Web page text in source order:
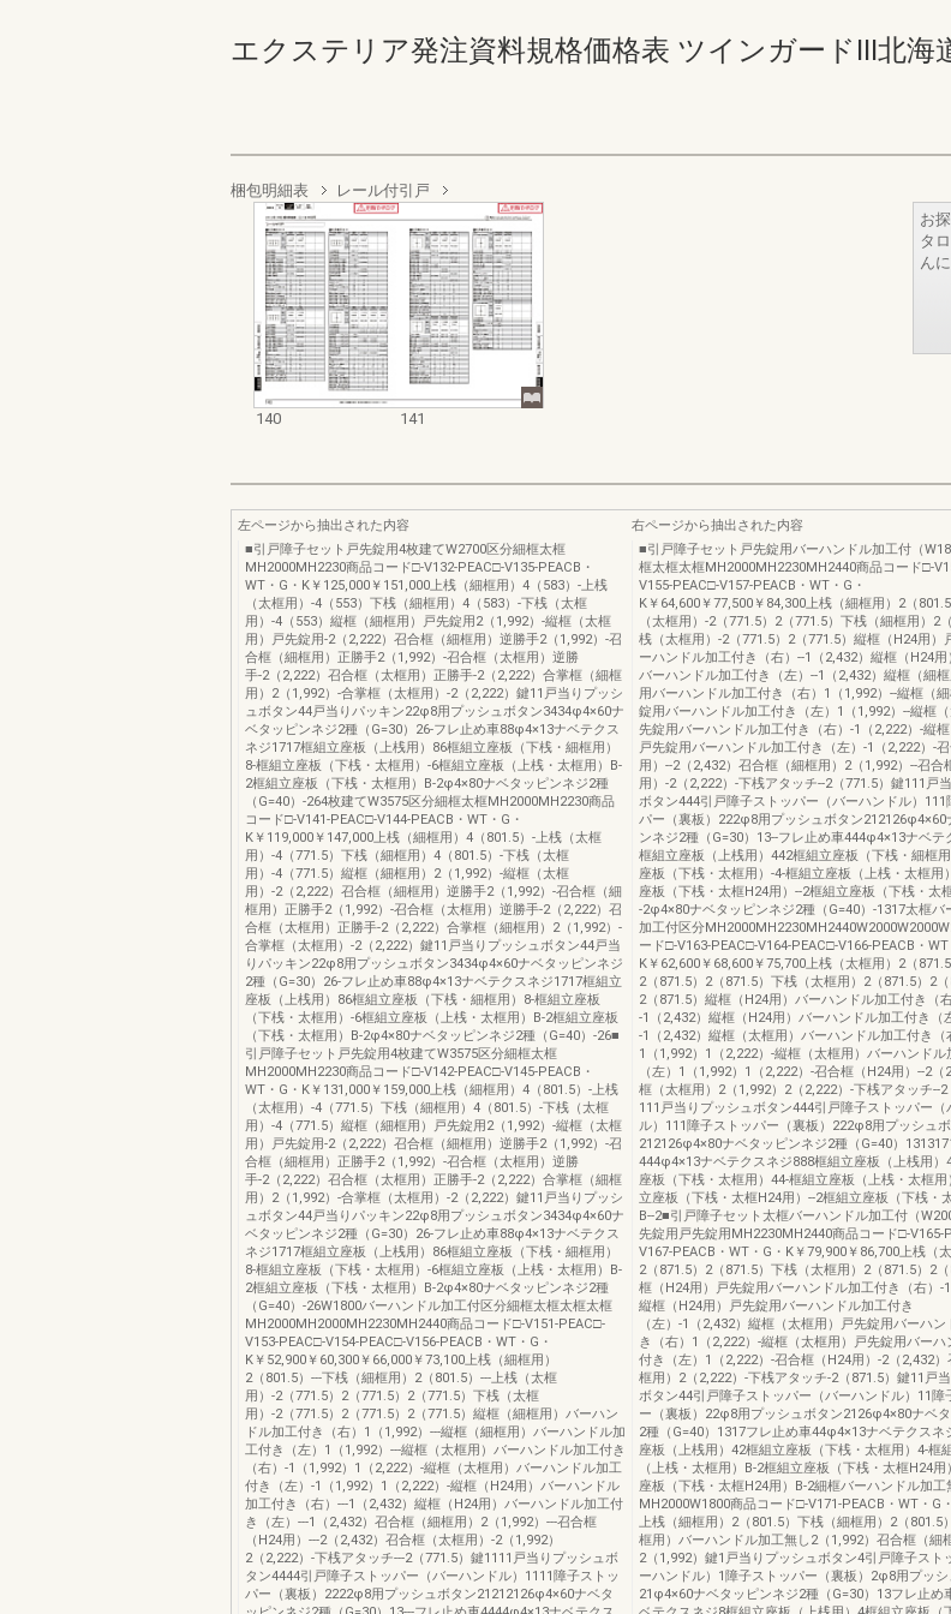
エクステリア発注資料規格価格表 ツインガードIII北海
梱包明細表 レール付引戸
140 141
お
タ
ん
左ページから抽出された内容
■引戸障子セット戸先錠用4枚建てW2700区分細框太框
MH2000MH2230商品コード□-V132-PEAC□-V135-PEACB・
WT・G・K￥125,000￥151,000上桟（細框用）4（583）-上桟
（太框用）-4（553）下桟（細框用）4（583）-下桟（太框
用）-4（553）縦框（細框用）戸先錠用2（1,992）-縦框（太框
用）戸先錠用-2（2,222）召合框（細框用）逆勝手2（1,992）-召
合框（細框用）正勝手2（1,992）-召合框（太框用）逆勝
手-2（2,222）召合框（太框用）正勝手-2（2,222）合掌框（細框
用）2（1,992）-合掌框（太框用）-2（2,222）鍵11戸当りプッシ
ュボタン44戸当りパッキン22φ8用プッシュボタン3434φ4×60ナ
ベタッピンネジ2種（G=30）26-フレ止め車88φ4×13ナベテクス
ネジ1717框組立座板（上桟用）86框組立座板（下桟・細框用）
8-框組立座板（下桟・太框用）-6框組立座板（上桟・太框用）B-
2框組立座板（下桟・太框用）B-2φ4×80ナベタッピンネジ2種
（G=40）-264枚建てW3575区分細框太框MH2000MH2230商品
コード□-V141-PEAC□-V144-PEACB・WT・G・
K￥119,000￥147,000上桟（細框用）4（801.5）-上桟（太框
用）-4（771.5）下桟（細框用）4（801.5）-下桟（太框
用）-4（771.5）縦框（細框用）2（1,992）-縦框（太框
用）-2（2,222）召合框（細框用）逆勝手2（1,992）-召合框（細
框用）正勝手2（1,992）-召合框（太框用）逆勝手-2（2,222）召
合框（太框用）正勝手-2（2,222）合掌框（細框用）2（1,992）-
合掌框（太框用）-2（2,222）鍵11戸当りプッシュボタン44戸当
りパッキン22φ8用プッシュボタン3434φ4×60ナベタッピンネジ
2種（G=30）26-フレ止め車88φ4×13ナベテクスネジ1717框組立
座板（上桟用）86框組立座板（下桟・細框用）8-框組立座板
（下桟・太框用）-6框組立座板（上桟・太框用）B-2框組立座板
（下桟・太框用）B-2φ4×80ナベタッピンネジ2種（G=40）-26■
引戸障子セット戸先錠用4枚建てW3575区分細框太框
MH2000MH2230商品コード□-V142-PEAC□-V145-PEACB・
WT・G・K￥131,000￥159,000上桟（細框用）4（801.5）-上桟
（太框用）-4（771.5）下桟（細框用）4（801.5）-下桟（太框
用）-4（771.5）縦框（細框用）戸先錠用2（1,992）-縦框（太框
用）戸先錠用-2（2,222）召合框（細框用）逆勝手2（1,992）-召
合框（細框用）正勝手2（1,992）-召合框（太框用）逆勝
手-2（2,222）召合框（太框用）正勝手-2（2,222）合掌框（細框
用）2（1,992）-合掌框（太框用）-2（2,222）鍵11戸当りプッシ
ュボタン44戸当りパッキン22φ8用プッシュボタン3434φ4×60ナ
ベタッピンネジ2種（G=30）26-フレ止め車88φ4×13ナベテクス
ネジ1717框組立座板（上桟用）86框組立座板（下桟・細框用）
8-框組立座板（下桟・太框用）-6框組立座板（上桟・太框用）B-
2框組立座板（下桟・太框用）B-2φ4×80ナベタッピンネジ2種
（G=40）-26W1800バーハンドル加工付区分細框太框太框太框
MH2000MH2000MH2230MH2440商品コード□-V151-PEAC□-
V153-PEAC□-V154-PEAC□-V156-PEACB・WT・G・
K￥52,900￥60,300￥66,000￥73,100上桟（細框用）
2（801.5）---下桟（細框用）2（801.5）---上桟（太框
用）-2（771.5）2（771.5）2（771.5）下桟（太框
用）-2（771.5）2（771.5）2（771.5）縦框（細框用）バーハン
ドル加工付き（右）1（1,992）---縦框（細框用）バーハンドル加
工付き（左）1（1,992）---縦框（太框用）バーハンドル加工付き
（右）-1（1,992）1（2,222）-縦框（太框用）バーハンドル加工
付き（左）-1（1,992）1（2,222）-縦框（H24用）バーハンドル
加工付き（右）---1（2,432）縦框（H24用）バーハンドル加工付
き（左）---1（2,432）召合框（細框用）2（1,992）---召合框
（H24用）---2（2,432）召合框（太框用）-2（1,992）
2（2,222）-下桟アタッチ---2（771.5）鍵1111戸当りプッシュボ
タン4444引戸障子ストッパー（バーハンドル）1111障子ストッ
パー（裏板）2222φ8用プッシュボタン21212126φ4×60ナベタ
右ページから抽出された内容
■引戸障子セット戸先錠用バーハンドル加工付（
框太框太框MH2000MH2230MH2440商品コード□-
V155-PEAC□-V157-PEACB・WT・G・
K￥64,600￥77,500￥84,300上桟（細框用）2（
（太框用）-2（771.5）2（771.5）下桟（細框用）2
桟（太框用）-2（771.5）2（771.5）縦框（H24用）
ーハンドル加工付き（右）--1（2,432）縦框（H24用
バーハンドル加工付き（左）--1（2,432）縦框（細
用バーハンドル加工付き（右）1（1,992）--縦框（
錠用バーハンドル加工付き（左）1（1,992）--縦框
先錠用バーハンドル加工付き（右）-1（2,222）-縦框
戸先錠用バーハンドル加工付き（左）-1（2,222）-
用）--2（2,432）召合框（細框用）2（1,992）--召合
用）-2（2,222）-下桟アタッチ--2（771.5）鍵111戸
ボタン444引戸障子ストッパー（バーハンドル）111
パー（裏板）222φ8用プッシュボタン212126φ4×60
ンネジ2種（G=30）13--フレ止め車444φ4×13ナベテ
框組立座板（上桟用）442框組立座板（下桟・細框
座板（下桟・太框用）-4-框組立座板（上桟・太框用
座板（下桟・太框H24用）--2框組立座板（下桟・太
-2φ4×80ナベタッピンネジ2種（G=40）-1317太框バ
加工付区分
ード□-V163-PEAC□-V164-PEAC□-V166-PEACB・WT
K￥62,600￥68,600￥75,700上桟（太框用）2（871.5
2（871.5）2（871.5）下桟（太框用）2（871.5）2（
2（871.5）縦框（H24用）バーハンドル加工付き（
-1（2,432）縦框（H24用）バーハンドル加工付き（
-1（2,432）縦框（太框用）バーハンドル加工付き（
1（1,992）1（2,222）-縦框（太框用）バーハンドル
（左）1（1,992）1（2,222）-召合框（H24用）--2（
框（太框用）2（1,992）2（2,222）-下桟アタッチ--2
111戸当りプッシュボタン444引戸障子ストッパー（
ル）111障子ストッパー（裏板）222φ8用プッシュ
212126φ4×80ナベタッピンネジ2種（G=40）
444φ4×13ナベテクスネジ888框組立座板（上桟用）
座板（下桟・太框用）44-框組立座板（上桟・太框用
立座板（下桟・太框H24用）--2框組立座板（下桟・
B--2■引戸障子セット太框バーハンドル加工付（
先錠用戸先錠用MH2230MH2440商品コード□-V165-
V167-PEACB・WT・G・K￥79,900￥86,700上桟（太
2（871.5）2（871.5）下桟（太框用）2（871.5）2
框（H24用）戸先錠用バーハンドル加工付き（右）-1
縦框（H24用）戸先錠用バーハンドル加工付き
（左）-1（2,432）縦框（太框用）戸先錠用バーハ
き（右）1（2,222）-縦框（太框用）戸先錠用バーハ
付き（左）1（2,222）-召合框（H24用）-2（2,432
框用）2（2,222）-下桟アタッチ-2（871.5）鍵11戸
ボタン44引戸障子ストッパー（バーハンドル）11障
ー（裏板）22φ8用プッシュボタン2126φ4×80ナベ
2種（G=40）1317フレ止め車44φ4×13ナベテクスネ
座板（上桟用）42框組立座板（下桟・太框用）4-框
（上桟・太框用）B-2框組立座板（下桟・太框H24用
座板（下桟・太框H24用）B-2細框バーハンドル加工
MH2000W1800商品コード□-V171-PEACB・WT・G
上桟（細框用）2（801.5）下桟（細框用）2（801.5
框用）バーハンドル加工無し2（1,992）召合框（細
2（1,992）鍵1戸当りプッシュボタン4引戸障子スト
ーハンドル）1障子ストッパー（裏板）2φ8用プッシ
21φ4×60ナベタッピンネジ2種（G=30）13フレ止め